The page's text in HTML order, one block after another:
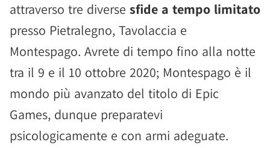
attraverso tre diverse sfide a tempo limitato
presso Pietralegno, Tavolaccia e
Montespago. Avrete di tempo fino alla notte
tra il 9 e il 10 ottobre 2020; Montespago è il
mondo più avanzato del titolo di Epic
Games, dunque preparatevi
psicologicamente e con armi adeguate.